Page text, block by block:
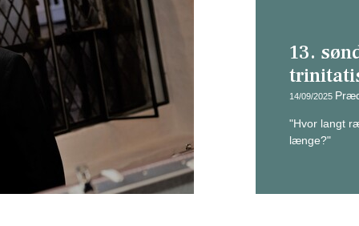
13.
14/09/2025
"Hvor langt
længe?"